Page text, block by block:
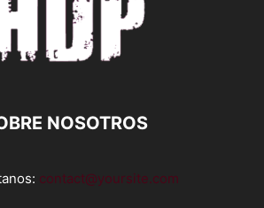
NOSOTROS
contact@yoursite.com